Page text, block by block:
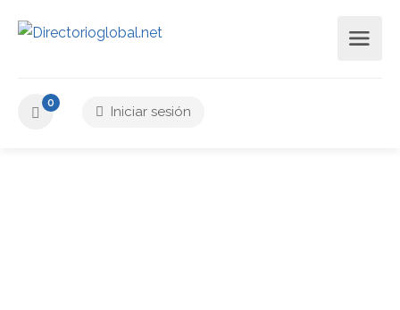
0
Iniciar sesión